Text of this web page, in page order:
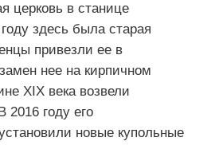
церковь в станице
здесь была старая
привезли ее в
нее на кирпичном
XIX века возвели
2016 году его
новые купольные